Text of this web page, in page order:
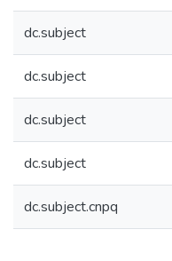
dc.subject
dc.subject
dc.subject
dc.subject
dc.subject.cnpq